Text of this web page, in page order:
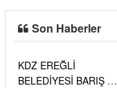
Son Haberler
KDZ EREĞLİ
BELEDİYESİ BARIŞ VE